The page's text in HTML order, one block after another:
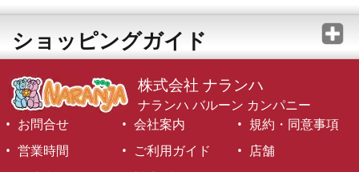
ショッピングガイド
株式会社 ナランハ
ナランハ バルーン カンパニー
お問合せ
会社案内
規約・同意事項
営業時間
ご利用ガイド
店舗